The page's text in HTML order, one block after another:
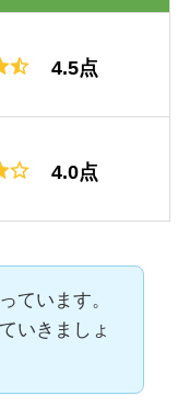
4.5点
4.0点
ています。
いきましょ